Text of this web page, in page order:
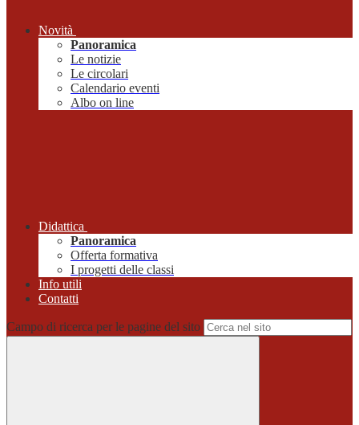
Novità
Panoramica
Le notizie
Le circolari
Calendario eventi
Albo on line
Didattica
Panoramica
Offerta formativa
I progetti delle classi
Info utili
Contatti
Campo di ricerca per le pagine del sito